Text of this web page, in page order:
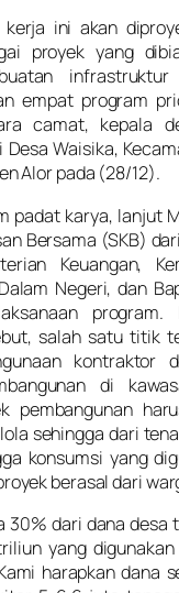
kerja ini akan
proyek yang
empat program
camat, kepala
Desa Waisika,
Alor pada (28/12).
padat karya, lanjut
Bersama (SKB)
Keuangan,
Negeri, dan
salah satu titik
kontraktor
di
pembangunan
sehingga dari
konsumsi yang
berasal dari
30% dari dana desa
yang
harapkan dana